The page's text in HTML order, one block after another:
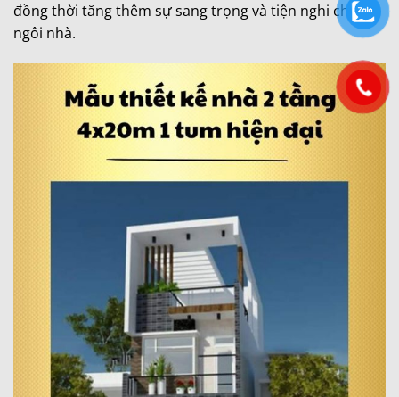
đồng thời tăng thêm sự sang trọng và tiện nghi cho
ngôi nhà.